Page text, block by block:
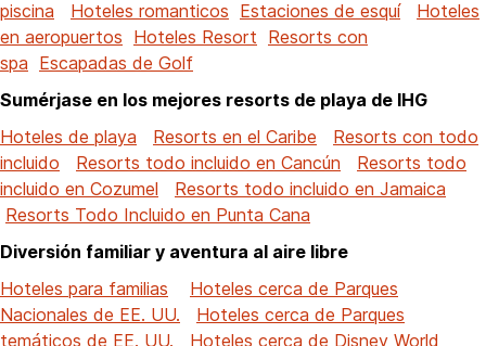
piscina
Hoteles romanticos Estaciones de esquí
Hoteles
en aeropuertos Hoteles Resort Resorts con
spa Escapadas de Golf
Sumérjase en los mejores resorts de playa de IHG
Hoteles de playa
Resorts en el Caribe
Resorts con todo
incluido
Resorts todo incluido en Cancún
Resorts todo
incluido en Cozumel
Resorts todo incluido en Jamaica
Resorts Todo Incluido en Punta Cana
Diversión familiar y aventura al aire libre
Hoteles para familias
Hoteles cerca de Parques
Nacionales de EE. UU.
Hoteles cerca de Parques
temáticos de EE. UU.
Hoteles cerca de Disney World